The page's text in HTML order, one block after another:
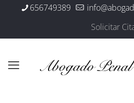
656749389
Solicitar